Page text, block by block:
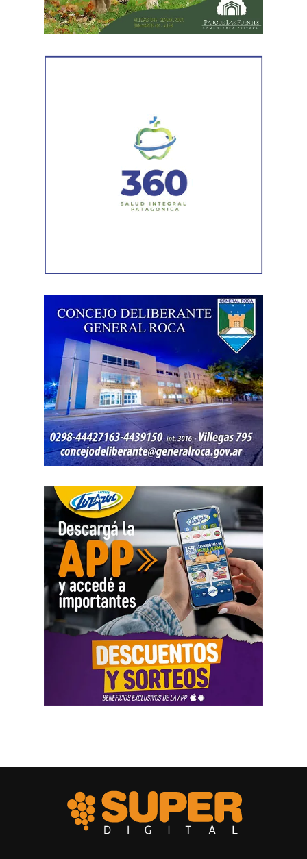
el ritmo de ejecución y optimizar las tareas de
mantenimiento en distintos puntos del Alto Valle.
Por otra parte, el organismo avanza con el relevamiento
sectores más deteriorados y mejorar las condiciones de